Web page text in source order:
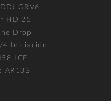
GRV6
HD 25
Drop
4 Iniciación
LCE
AR133